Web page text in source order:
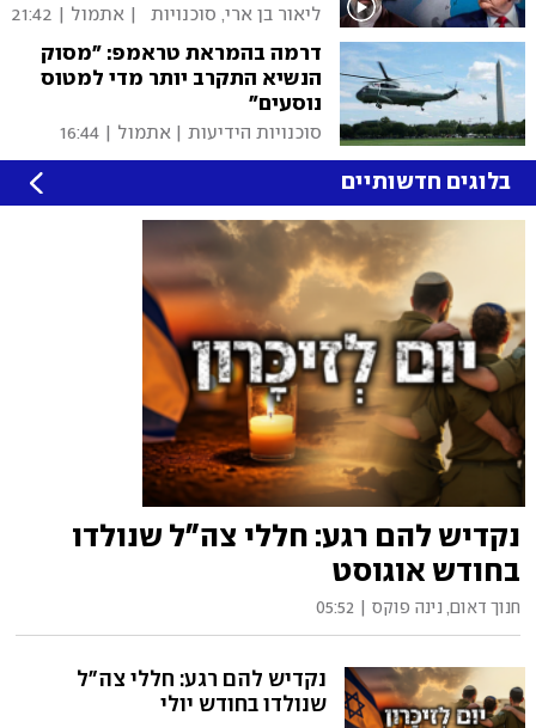
ליאור בן ארי, סוכנויות
אתמול | 21:42
דרמה בהמראת טראמפ: "מסוק
הנשיא התקרב יותר מדי למטוס
נוסעים"
סוכנויות הידיעות אתמול | 16:44
בלוגים חדשותיים
נקדיש להם רגע: חללי צה"ל שנולדו
בחודש אוגוסט
חנוך דאום, נינה פוקס 05:52
נקדיש להם רגע: חללי צה"ל
שנולדו בחודש יולי